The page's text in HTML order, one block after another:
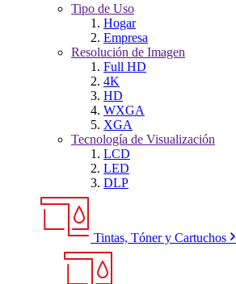
Tipo de Uso
Hogar
Empresa
Resolución de Imagen
Full HD
4K
HD
WXGA
XGA
Tecnología de Visualización
LCD
LED
DLP
Tintas, Tóner y Cartuchos